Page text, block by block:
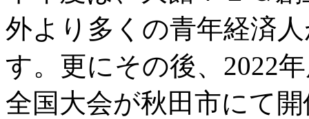
外より多くの青年経済
す。更にその後、2022
全国大会が秋田市にて